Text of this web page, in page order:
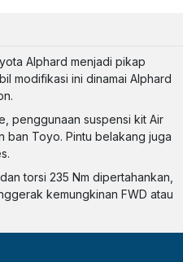
Alphard menjadi pikap
modifikasi ini dinamai Alphard
penggunaan suspensi kit Air
ban Toyo. Pintu belakang juga
torsi 235 Nm dipertahankan,
kemungkinan FWD atau